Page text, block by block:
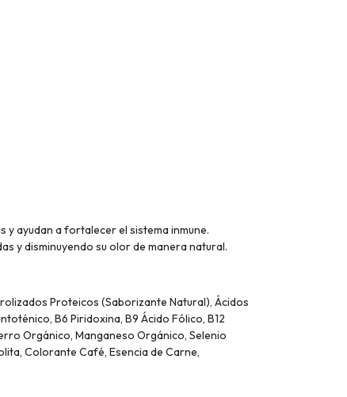
y ayudan a fortalecer el sistema inmune.
y disminuyendo su olor de manera natural.
Proteicos (Saborizante Natural), Ácidos
B6 Piridoxina, B9 Ácido Fólico, B12
Orgánico, Manganeso Orgánico, Selenio
Colorante Café, Esencia de Carne,